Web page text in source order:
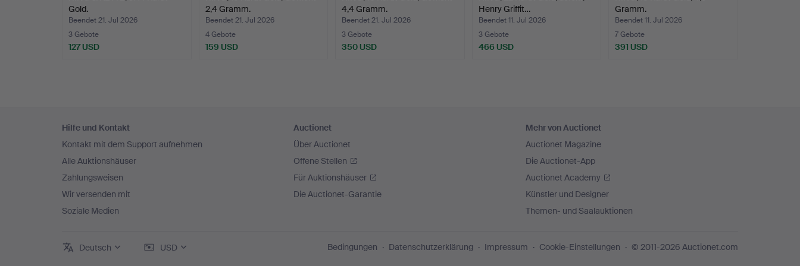
Gold.
Beendet 21. Jul 2026
3 Gebote
127 USD
2,4 Gramm.
Beendet 21. Jul 2026
4 Gebote
159 USD
4,4 Gramm.
Beendet 21. Jul 2026
3 Gebote
350 USD
Henry Griffit…
Beendet 11. Jul 2026
3 Gebote
466 USD
Gramm.
Beendet 11. Jul 2026
7 Gebote
391 USD
Navigation
Hilfe und Kontakt
Kontakt mit dem Support aufnehmen
Alle Auktionshäuser
Zahlungsweisen
Wir versenden mit
Soziale Medien
Auctionet
Über Auctionet
Offene Stellen
Für Auktionshäuser
Die Auctionet-Garantie
Mehr von Auctionet
Auctionet Magazine
Die Auctionet-App
Auctionet Academy
Künstler und Designer
Themen- und Saalauktionen
Deutsch USD Bedingungen Datenschutzerklärung Impressum Cookie-Einstellungen © 2011-2026 Auctionet.com